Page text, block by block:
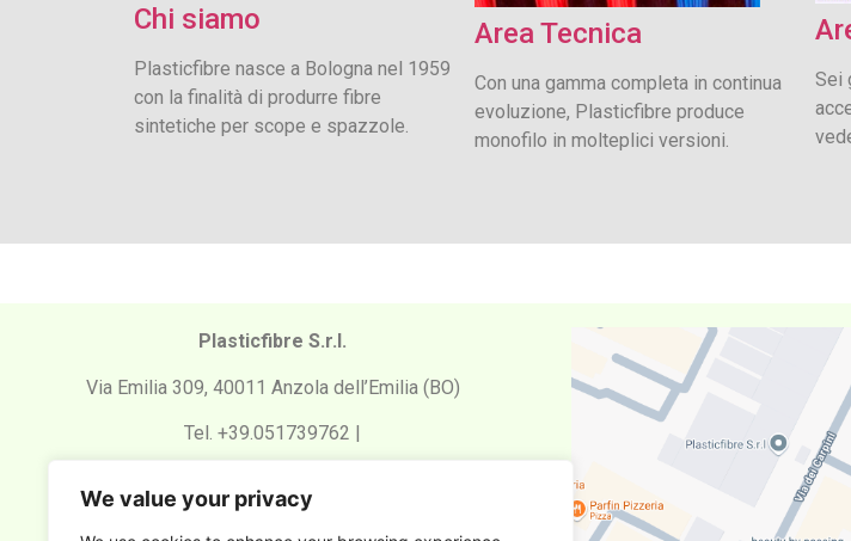
We value your privacy
Chi siamo
Plasticfibre nasce a Bologna nel 1959
con la finalità di produrre fibre
sintetiche per scope e spazzole.
Area Tecnica
Con una gamma completa in continua
evoluzione, Plasticfibre produce
monofilo in molteplici versioni.
Sei
Plasticfibre S.r.l.
Via Emilia 309, 40011 Anzola dell’Emilia (BO)
Tel. +39.051739762 |
postacertificata@pec.plasticfibre.com